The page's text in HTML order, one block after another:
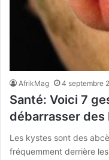
AfrikMag 4 septembre
Santé: Voici 7
débarrasser des
Les kystes sont des
fréquemment derrière